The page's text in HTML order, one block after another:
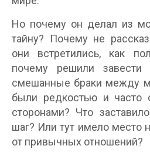
Но почему он делал из
тайну? Почему не
они встретились, как
почему решили завести
смешанные браки между
были редкостью и часто
сторонами? Что
шаг? Или тут имело место
от привычных отношений?